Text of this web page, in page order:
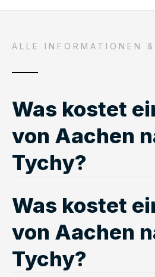
ALLE INFORMATIONEN
Was kostet
von Aachen
Tychy?
Was kostet
von Aachen
Tychy?